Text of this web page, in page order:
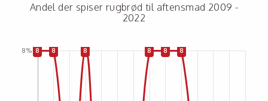
Andel der spiser rugbrød til aftensmad 2009 -
2022